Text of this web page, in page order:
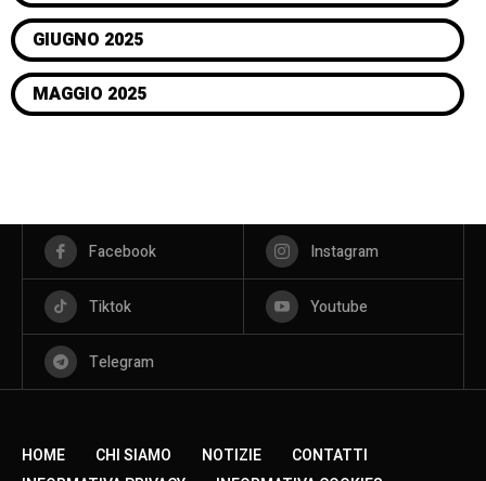
GIUGNO 2025
MAGGIO 2025
Facebook Instagram
Tiktok Youtube
Telegram
HOME CHI SIAMO NOTIZIE
CONTATTI